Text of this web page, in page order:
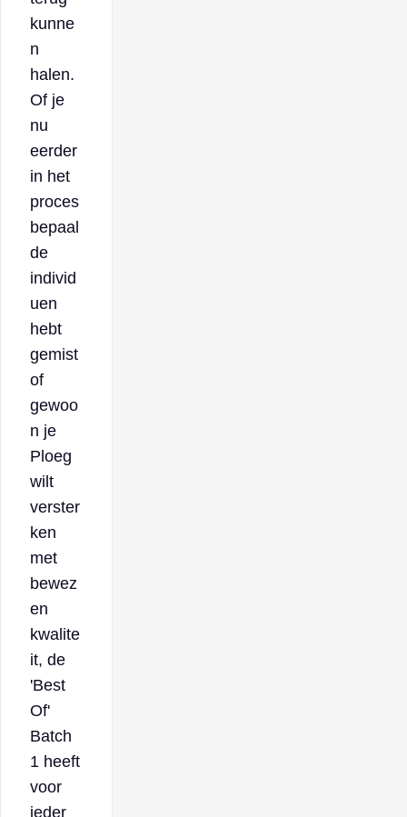
kunne
n
halen.
Of je
nu
eerder
in het
proces
bepaal
de
individ
uen
hebt
gemist
of
gewoo
n je
Ploeg
wilt
verster
ken
met
bewez
en
kwalite
it, de
'Best
Of'
Batch
1 heeft
voor
ieder